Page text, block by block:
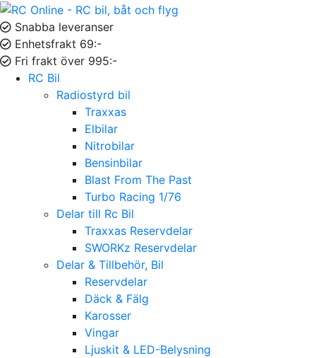
Snabba leveranser
Enhetsfrakt 69:-
Fri frakt över 995:-
RC Bil
Radiostyrd bil
Traxxas
Elbilar
Nitrobilar
Bensinbilar
Blast From The Past
Turbo Racing 1/76
Delar till Rc Bil
Traxxas Reservdelar
SWORKz Reservdelar
Delar & Tillbehör, Bil
Reservdelar
Däck & Fälg
Karosser
Vingar
Ljuskit & LED-Belysning